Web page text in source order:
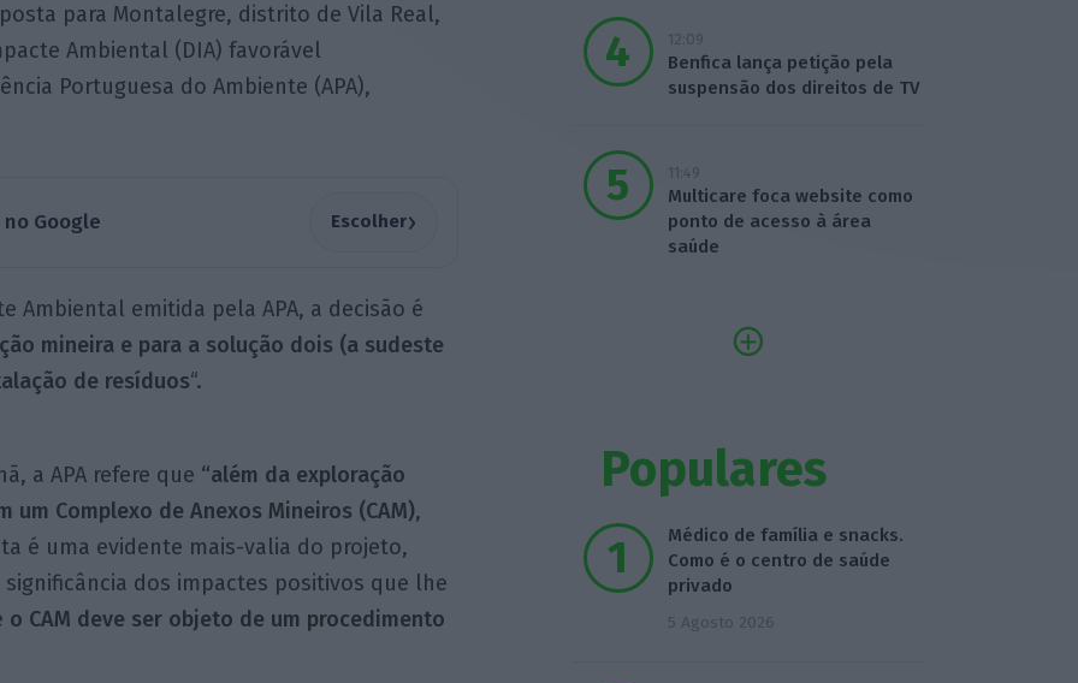
para Montalegre, distrito de Vila Real,
Ambiental (DIA) favorável
Portuguesa do Ambiente (APA),
Google Escolher›
Ambiental emitida pela APA, a decisão é
mineira e para a solução dois (a sudeste
de resíduos“.
a APA refere que “além da exploração
Complexo de Anexos Mineiros (CAM),
é uma evidente mais-valia do projeto,
dos impactes positivos que lhe
o CAM deve ser objeto de um procedimento
12:09
Benfica lança petição pela
suspensão dos direitos de TV
11:49
Multicare foca website como
ponto de acesso à área
saúde
Populares
Médico de família e snacks.
Como é o centro de saúde
privado
5 Agosto 2026